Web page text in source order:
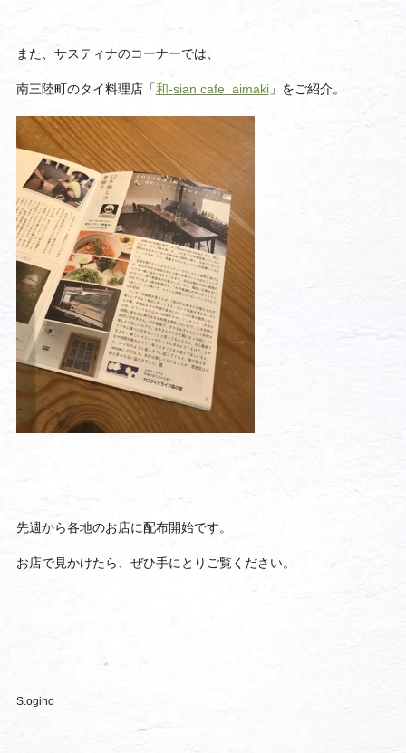
また、サスティナのコーナーでは、
南三陸町のタイ料理店「和-sian cafe aimaki」をご紹介。
先週から各地のお店に配布開始です。
お店で見かけたら、ぜひ手にとりご覧ください。
S.ogino